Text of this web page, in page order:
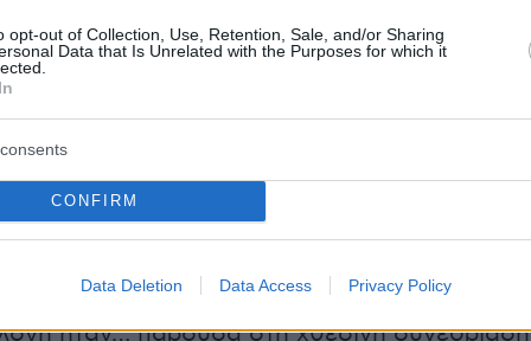
opt-out of Collection, Use, Retention, Sale, and/or Sharing
Data that Is Unrelated with the Purposes for which it
CONFIRM
Data Deletion Data Access Privacy Policy
σήμερα σε καμία ονοματολογία.
από την πρώτη στιγμή,
τα πρόσωπα», για να συμπληρώσει πως «ο
στην προεδρική εκλογή», εντούτοις η
ήταν… παρούσα στη χθεσινή